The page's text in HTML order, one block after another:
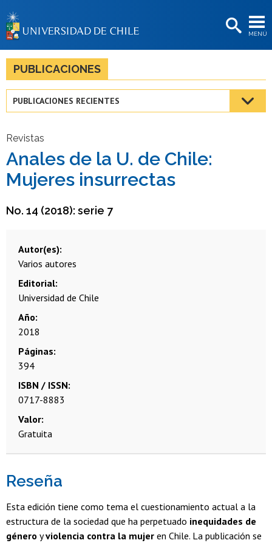
MENÚ
BIBLIOTECAS
LA UNIVERSIDAD
Estudiantes
Funcionarias/os
Egresadas/os
PUBLICACIONES
PUBLICACIONES RECIENTES
Revistas
Anales de la U. de Chile:
Mujeres insurrectas
No. 14 (2018): serie 7
Autor(es)
Varios autores
Editorial
Universidad de Chile
Año
2018
Páginas
394
ISBN / ISSN
0717-8883
Valor
Gratuita
Reseña
Esta edición tiene como tema el cuestionamiento actual a la
estructura de la sociedad que ha perpetuado inequidades de
género yviolencia contra la mujer en Chile. La publicación se